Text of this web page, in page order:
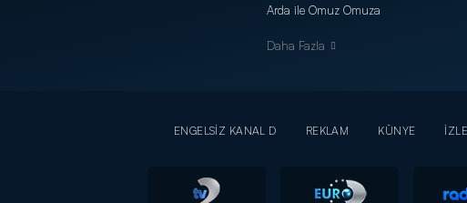
Arda ile Omuz Omuza
Daha Fazla
ENGELSİZ KANAL D REKLAM KÜNYE